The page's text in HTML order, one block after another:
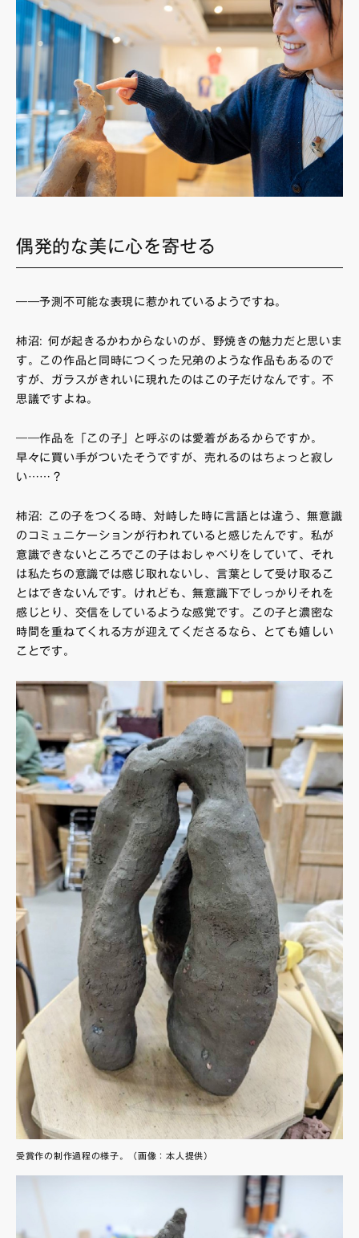
偶発的な美に心を寄せる
――予測不可能な表現に惹かれているようですね。
柿沼: 何が起きるかわからないのが、野焼きの魅力だと思いま
す。この作品と同時につくった兄弟のような作品もあるので
すが、ガラスがきれいに現れたのはこの子だけなんです。不
思議ですよね。
――作品を「この子」と呼ぶのは愛着があるからですか。
早々に買い手がついたそうですが、売れるのはちょっと寂し
い……？
柿沼: この子をつくる時、対峙した時に言語とは違う、無意識
のコミュニケーションが行われていると感じたんです。私が
意識できないところでこの子はおしゃべりをしていて、それ
は私たちの意識では感じ取れないし、言葉として受け取るこ
とはできないんです。けれども、無意識下でしっかりそれを
感じとり、交信をしているような感覚です。この子と濃密な
時間を重ねてくれる方が迎えてくださるなら、とても嬉しい
ことです。
受賞作の制作過程の様子。（画像：本人提供）